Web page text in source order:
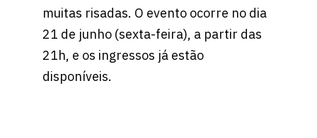
muitas risadas. O evento ocorre no dia
21 de junho (sexta-feira), a partir das
21h, e os ingressos já estão
disponíveis.